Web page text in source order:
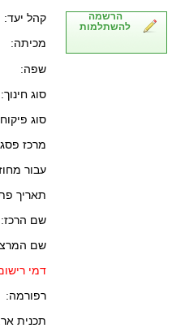
הרשמה
להשתלמות
קהל יעד:
מכיתה:
שפה:
סוג חינוך:
סוג
מרכז
עבור
תאריך
שם הרכז:
שם
דמי
רפורמה:
תכנית